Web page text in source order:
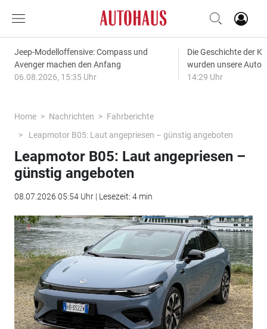
Jeep-Modelloffensive: Compass und
Avenger machen den Anfang
06.08.2026, 15:35 Uhr
Die Geschichte der
wurden unsere
14:29 Uhr
Home Nachrichten
Fahrberichte
Leapmotor B05: Laut angepriesen – günstig angeboten
Leapmotor B05: Laut angepriesen –
günstig angeboten
08.07.2026 05:54 Uhr | Lesezeit: 4 min